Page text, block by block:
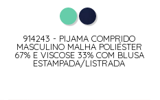
914243 - PIJAMA COMPRIDO
MASCULINO MALHA POLIÉSTER
67% E VISCOSE 33% COM BLUSA
ESTAMPADA/LISTRADA